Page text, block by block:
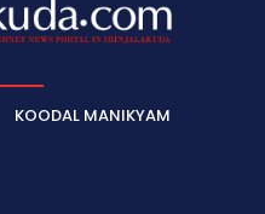
KOODAL MANIKYAM